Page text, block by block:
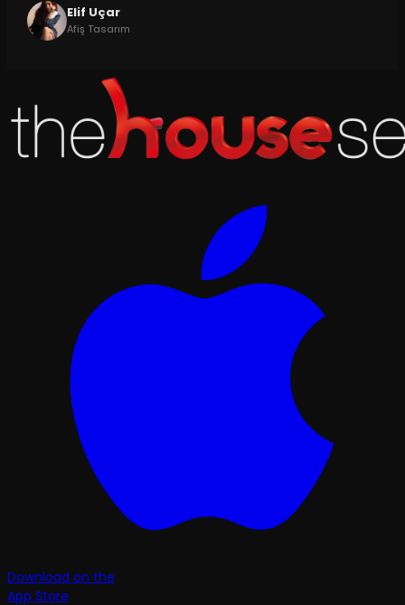
Elif Uçar
Afiş Tasarım
Download on the
App Store